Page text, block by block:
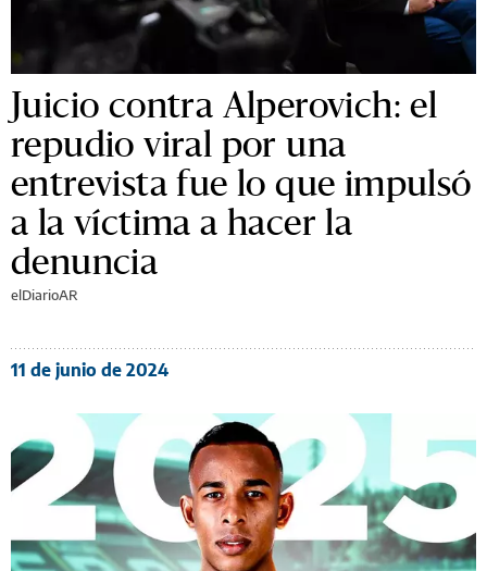
Juicio contra Alperovich: el
repudio viral por una
entrevista fue lo que impulsó
a la víctima a hacer la
denuncia
elDiarioAR
11 de junio de 2024